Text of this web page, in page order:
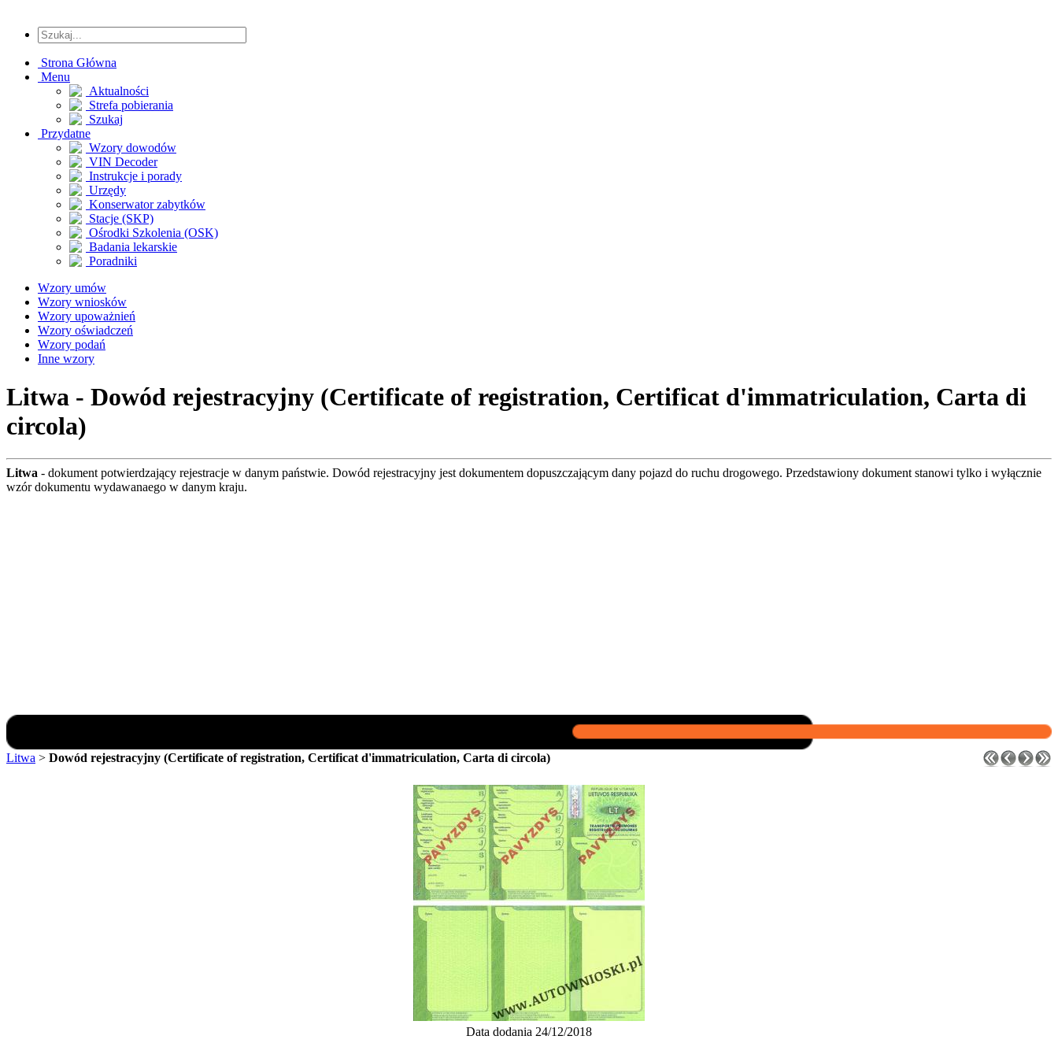
Strona Główna
Menu
Aktualności
Strefa pobierania
Szukaj
Przydatne
Wzory dowodów
VIN Decoder
Instrukcje i porady
Urzędy
Konserwator zabytków
Stacje (SKP)
Ośrodki Szkolenia (OSK)
Badania lekarskie
Poradniki
Wzory umów
Wzory wniosków
Wzory upoważnień
Wzory oświadczeń
Wzory podań
Inne wzory
Litwa - Dowód rejestracyjny (Certificate of registration, Certificat d'immatriculation, Carta di
circola)
Litwa - dokument potwierdzający rejestracje w danym państwie. Dowód rejestracyjny jest dokumentem dopuszczającym dany pojazd do ruchu drogowego. Przedstawiony dokument stanowi tylko i wyłącznie
wzór dokumentu wydawanaego w danym kraju.
Litwa > Dowód rejestracyjny (Certificate of registration, Certificat d'immatriculation, Carta di circola)
Data dodania 24/12/2018